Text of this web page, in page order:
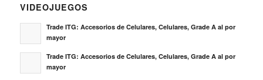
VIDEOJUEGOS
Trade ITG: Accesorios de Celulares, Celulares, Grade A al por
mayor
Trade ITG: Accesorios de Celulares, Celulares, Grade A al por
mayor